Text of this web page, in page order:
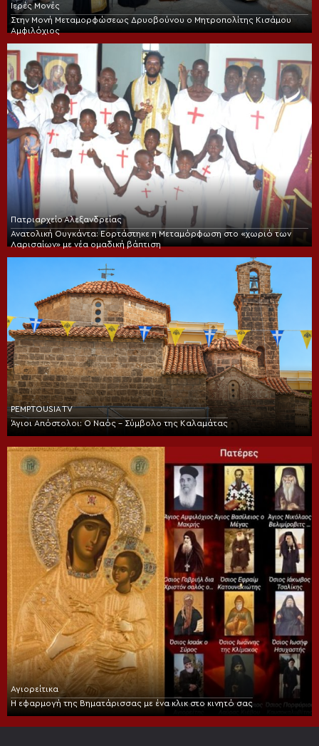
Ιερές Μονές
Στην Μονή Μεταμορφώσεως Δρυοβούνου ο Μητροπολίτης Κισάμου
Αμφιλόχιος
Πατριαρχείο Αλεξανδρείας
Ανατολική Ουγκάντα: Εορτάστηκε η Μεταμόρφωση στο «χωριό των
Λαρισαίων» με νέα ομαδική βάπτιση
PEMPTOUSIA TV
Άγιοι Απόστολοι: Ο Ναός – Σύμβολο της Καλαμάτας
Αγιορείτικα
Η εφαρμογή της Βηματάρισσας με ένα κλικ στο κινητό σας